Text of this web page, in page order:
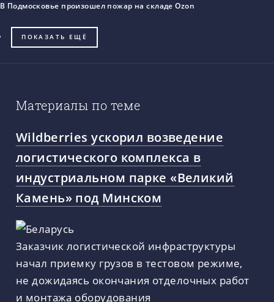
В Подмосковье произошел пожар на складе Ozon
ПОКАЗАТЬ ЕЩЁ
Материалы по теме
Wildberries ускорил возведение
логистического комплекса в
индустриальном парке «Великий
Камень» под Минском
Заказчик логистической инфраструктуры
начал приемку грузов в тестовом режиме,
не дожидаясь окончания отделочных работ
и монтажа оборудования